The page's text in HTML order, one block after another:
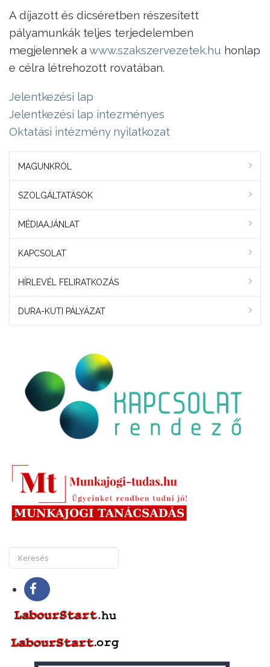
A díjazott és dicséretben részesített
pályamunkák teljes terjedelemben
megjelennek a www.szakszervezetek.hu honlap
e célra létrehozott rovatában.
Jelentkezési lap
Jelentkezési lap intezményes
Oktatási intézmény nyilatkozat
MAGUNKRÓL
SZOLGÁLTATÁSOK
MÉDIAAJÁNLAT
KAPCSOLAT
HÍRLEVÉL FELIRATKOZÁS
DURA-KUTI PÁLYÁZAT